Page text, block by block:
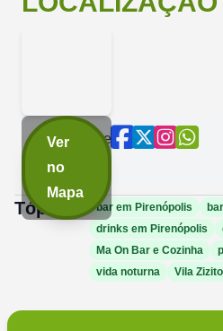
Ver
no
Mapa
Compartilhe
Tópicos: bar em Pirenópolis
drinks em Pirenópolis
Ma On Bar e Cozinha
vida noturna
Vila Zizito